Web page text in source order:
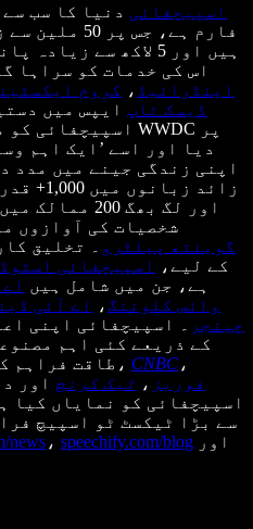
اسپیچفائی دنیا کا سب سے
فارم ہے، جس
ہیں اور 5 لاکھ سے
اس کی خدمات کو سراہا
اینڈرائیڈ ، کروم
ڈیسک ٹاپ ایپس میں دستیاب
اسپیچفائی کو WWDC پر
دیا اور اسے ’ایک اہم
زائد
اور لگ بھگ
شخصیات کی آوازوں
گوینتھ پیلٹرو
۔ تخلیق
کے لیے،
اسپیچفائی
ہے، جن میں شامل ہیں
وائس کلوننگ، اے آئی
چینجر
۔ اسپیچفائی اپنی
طاقت فراہم ، CNBC ،
فوربز ، ٹیک کرنچ اور
اسپیچفائی کو نمایاں کیا
سے بڑا ٹیکسٹ ٹو اسپیچ
news ، speechify.com/blog اور